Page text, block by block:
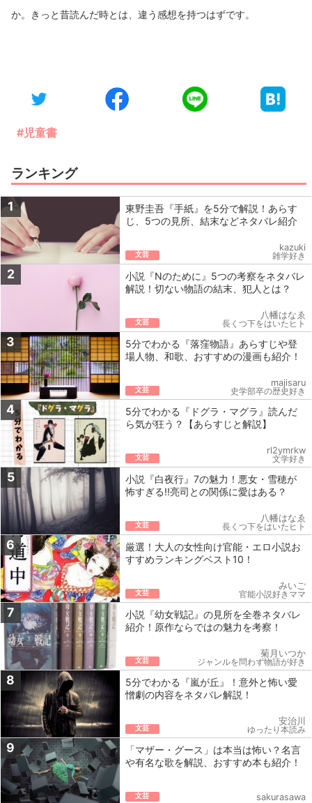
か。きっと昔読んだ時とは、違う感想を持つはずです。
#児童書
ランキング
1
東野圭吾『手紙』を5分で解説！あらす
じ、5つの見所、結末などネタバレ紹介
文芸
kazuki
雑学好き
2
小説『Nのために』5つの考察をネタバレ
解説！切ない物語の結末、犯人とは？
文芸
八幡はなゑ
長くつ下をはいたヒト
3
5分でわかる『落窪物語』あらすじや登
場人物、和歌、おすすめの漫画も紹介！
文芸
majisaru
史学部卒の歴史好き
4
5分でわかる『ドグラ・マグラ』読んだ
ら気が狂う？【あらすじと解説】
文芸
rl2ymrkw
文学好き
5
小説『白夜行』7の魅力！悪女・雪穂が
怖すぎる!!亮司との関係に愛はある？
文芸
八幡はなゑ
長くつ下をはいたヒト
6
厳選！大人の女性向け官能・エロ小説お
すすめランキングベスト10！
文芸
みいご
官能小説好きママ
7
小説『幼女戦記』の見所を全巻ネタバレ
紹介！原作ならではの魅力を考察！
文芸
菊月いつか
ジャンルを問わず物語が好き
8
5分でわかる『嵐が丘』！意外と怖い愛
憎劇の内容をネタバレ解説！
文芸
安治川
ゆったり本読み
9
「マザー・グース」は本当は怖い？名言
や有名な歌を解説、おすすめ本も紹介！
文芸 sakurasawa